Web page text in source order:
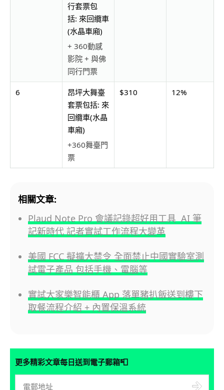
行套票包
括: 來回纜車
(水晶車廂)
+ 360動感
影院 + 與佛
同行門票
6
昂坪大舞臺
套票包括: 來
回纜車(水晶
車廂)
+360舞臺門
票
$310 12%
相關文章:
Plaud Note Pro 會議記錄超好用工具 AI 筆
記新時代 記者實試工作流程大變革
美國 FCC 擬擴大禁令 全面禁止中國實驗室測
試電子產品 包括手機、電腦等
實試大家樂智能櫃 App 落單豬扒飯送到樓下
取餐流程介紹 + 內置保溫系統
更多精彩文章每日送到電子郵箱📮